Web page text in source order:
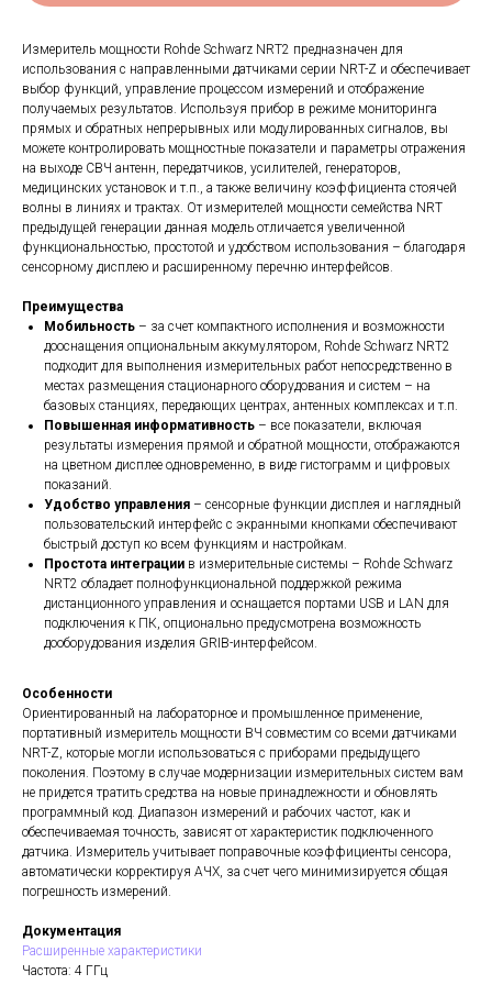
Измеритель мощности Rohde Schwarz NRT2 предназначен для
использования с направленными датчиками серии NRT-Z и обеспечивает
выбор функций, управление процессом измерений и отображение
получаемых результатов. Используя прибор в режиме мониторинга
прямых и обратных непрерывных или модулированных сигналов, вы
можете контролировать мощностные показатели и параметры отражения
на выходе СВЧ антенн, передатчиков, усилителей, генераторов,
медицинских установок и т.п., а также величину коэффициента стоячей
волны в линиях и трактах. От измерителей мощности семейства NRT
предыдущей генерации данная модель отличается увеличенной
функциональностью, простотой и удобством использования – благодаря
сенсорному дисплею и расширенному перечню интерфейсов.
Преимущества
Мобильность – за счет компактного исполнения и возможности
дооснащения опциональным аккумулятором, Rohde Schwarz NRT2
подходит для выполнения измерительных работ непосредственно в
местах размещения стационарного оборудования и систем – на
базовых станциях, передающих центрах, антенных комплексах и т.п.
Повышенная информативность – все показатели, включая
результаты измерения прямой и обратной мощности, отображаются
на цветном дисплее одновременно, в виде гистограмм и цифровых
показаний.
Удобство управления – сенсорные функции дисплея и наглядный
пользовательский интерфейс с экранными кнопками обеспечивают
быстрый доступ ко всем функциям и настройкам.
Простота интеграции в измерительные системы – Rohde Schwarz
NRT2 обладает полнофункциональной поддержкой режима
дистанционного управления и оснащается портами USB и LAN для
подключения к ПК, опционально предусмотрена возможность
дооборудования изделия GRIB-интерфейсом.
Особенности
Ориентированный на лабораторное и промышленное применение,
портативный измеритель мощности ВЧ совместим со всеми датчиками
NRT-Z, которые могли использоваться с приборами предыдущего
поколения. Поэтому в случае модернизации измерительных систем вам
не придется тратить средства на новые принадлежности и обновлять
программный код. Диапазон измерений и рабочих частот, как и
обеспечиваемая точность, зависят от характеристик подключенного
датчика. Измеритель учитывает поправочные коэффициенты сенсора,
автоматически корректируя АЧХ, за счет чего минимизируется общая
погрешность измерений.
Документация
Расширенные характеристики
Частота: 4 ГГц